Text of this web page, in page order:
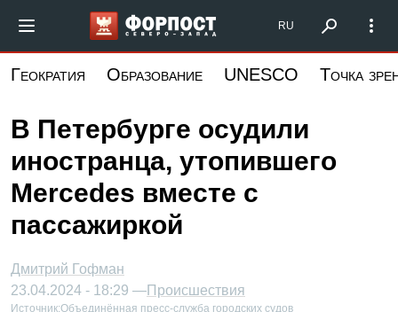
основному
Форпост Северо-Запад
RU
Геократия Образование UNESCO Точка
В Петербурге осудили
иностранца, утопившего
Mercedes вместе с
пассажиркой
Дмитрий Гофман
23.04.2024 - 18:29 —Происшествия
Источник:Объединённая пресс-служба городских судов